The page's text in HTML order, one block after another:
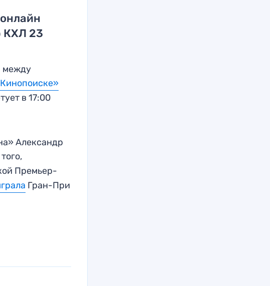
КХЛ 23
между
в 17:00
Александр
Премьер-
Гран-При